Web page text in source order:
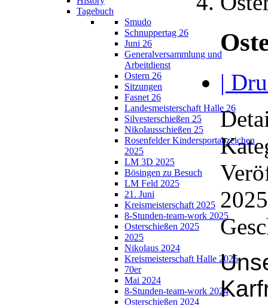
Tagebuch
Smudo
Schnuppertag 26
Juni 26
Generalversammlung und
Arbeitdienst
Ostern 26
Sitzungen
Fasnet 26
Landesmeisterschaft Halle 26
Silvesterschießen 25
Nikolausschießen 25
Rosenfelder Kindersportabzeichen
2025
LM 3D 2025
Bösingen zu Besuch
LM Feld 2025
21. Juni
Kreismeisterschaft 2025
8-Stunden-team-work 2025
Osterschießen 2025
2025
Nikolaus 2024
Kreismeisterschaft Halle 2025
70er
Mai 2024
8-Stunden-team-work 2024
Osterschießen 2024
|